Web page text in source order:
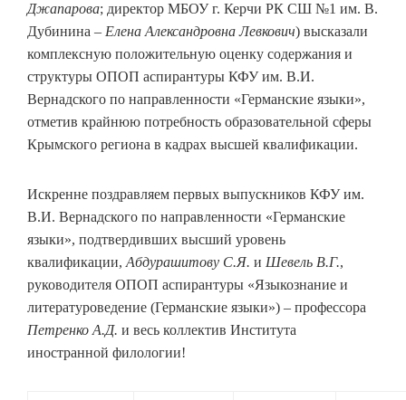
Джапарова; директор МБОУ г. Керчи РК СШ №1 им. В.
Дубинина – Елена Александровна Левкович) высказали
комплексную положительную оценку содержания и
структуры ОПОП аспирантуры КФУ им. В.И.
Вернадского по направленности «Германские языки»,
отметив крайнюю потребность образовательной сферы
Крымского региона в кадрах высшей квалификации.
Искренне поздравляем первых выпускников КФУ им.
В.И. Вернадского по направленности «Германские
языки», подтвердивших высший уровень
квалификации, Абдурашитову С.Я. и Шевель В.Г.,
руководителя ОПОП аспирантуры «Языкознание и
литературоведение (Германские языки») – профессора
Петренко А.Д. и весь коллектив Института
иностранной филологии!